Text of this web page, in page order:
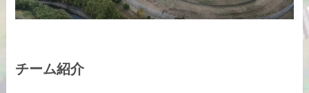
チーム紹介